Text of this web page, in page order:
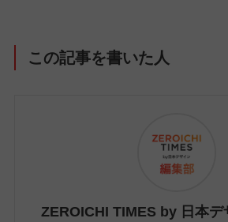
この記事を書いた人
ZEROICHI TIMES by 日本デ